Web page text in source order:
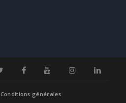
Conditions générales